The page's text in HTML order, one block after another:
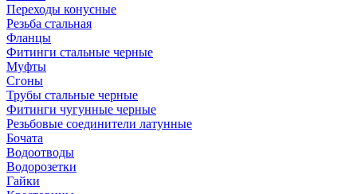
Переходы конусные
Резьба стальная
Фланцы
Фитинги стальные черные
Муфты
Сгоны
Трубы стальные черные
Фитинги чугунные черные
Резьбовые соединители латунные
Бочата
Водоотводы
Водорозетки
Гайки